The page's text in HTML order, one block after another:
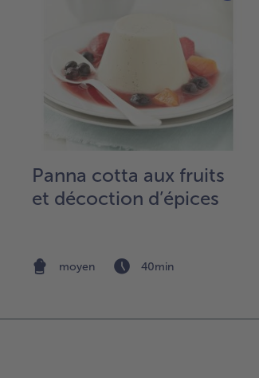
Panna cotta aux fruits
et décoction d’épices
moyen 40min